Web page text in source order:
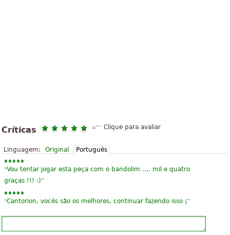
Críticas Clique para avaliar
Linguagem: Original Português
“Vou tentar jogar esta peça com o bandolim .... mil e quatro
graças !!! :)”
“Cantorion, vocês são os melhores, continuar fazendo isso ¡”